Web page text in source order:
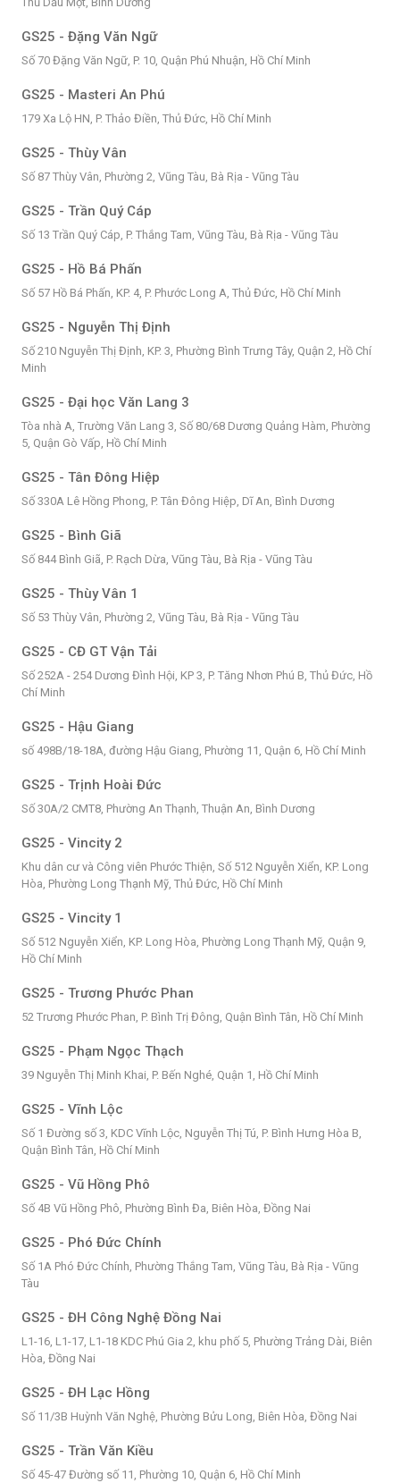
GS25 - Đặng Văn Ngữ
Số 70 Đặng Văn Ngữ, P. 10, Quận Phú Nhuận, Hồ Chí Minh
GS25 - Masteri An Phú
179 Xa Lộ HN, P. Thảo Điền, Thủ Đức, Hồ Chí Minh
GS25 - Thùy Vân
Số 87 Thùy Vân, Phường 2, Vũng Tàu, Bà Rịa - Vũng Tàu
GS25 - Trần Quý Cáp
Số 13 Trần Quý Cáp, P. Thắng Tam, Vũng Tàu, Bà Rịa - Vũng Tàu
GS25 - Hồ Bá Phấn
Số 57 Hồ Bá Phấn, KP. 4, P. Phước Long A, Thủ Đức, Hồ Chí Minh
GS25 - Nguyễn Thị Định
Số 210 Nguyễn Thị Định, KP. 3, Phường Bình Trưng Tây, Quận 2, Hồ Chí
Minh
GS25 - Đại học Văn Lang 3
Tòa nhà A, Trường Văn Lang 3, Số 80/68 Dương Quảng Hàm, Phường
5, Quận Gò Vấp, Hồ Chí Minh
GS25 - Tân Đông Hiệp
Số 330A Lê Hồng Phong, P. Tân Đông Hiệp, Dĩ An, Bình Dương
GS25 - Bình Giã
Số 844 Bình Giã, P. Rạch Dừa, Vũng Tàu, Bà Rịa - Vũng Tàu
GS25 - Thùy Vân 1
Số 53 Thùy Vân, Phường 2, Vũng Tàu, Bà Rịa - Vũng Tàu
GS25 - CĐ GT Vận Tải
Số 252A - 254 Dương Đình Hội, KP 3, P. Tăng Nhơn Phú B, Thủ Đức, Hồ
Chí Minh
GS25 - Hậu Giang
số 498B/18-18A, đường Hậu Giang, Phường 11, Quận 6, Hồ Chí Minh
GS25 - Trịnh Hoài Đức
Số 30A/2 CMT8, Phường An Thạnh, Thuận An, Bình Dương
GS25 - Vincity 2
Khu dân cư và Công viên Phước Thiện, Số 512 Nguyễn Xiển, KP. Long
Hòa, Phường Long Thạnh Mỹ, Thủ Đức, Hồ Chí Minh
GS25 - Vincity 1
Số 512 Nguyễn Xiển, KP. Long Hòa, Phường Long Thạnh Mỹ, Quận 9,
Hồ Chí Minh
GS25 - Trương Phước Phan
52 Trương Phước Phan, P. Bình Trị Đông, Quận Bình Tân, Hồ Chí Minh
GS25 - Phạm Ngọc Thạch
39 Nguyễn Thị Minh Khai, P. Bến Nghé, Quận 1, Hồ Chí Minh
GS25 - Vĩnh Lộc
Số 1 Đường số 3, KDC Vĩnh Lộc, Nguyễn Thị Tú, P. Bình Hưng Hòa B,
Quận Bình Tân, Hồ Chí Minh
GS25 - Vũ Hồng Phô
Số 4B Vũ Hồng Phô, Phường Bình Đa, Biên Hòa, Đồng Nai
GS25 - Phó Đức Chính
Số 1A Phó Đức Chính, Phường Thắng Tam, Vũng Tàu, Bà Rịa - Vũng
Tàu
GS25 - ĐH Công Nghệ Đồng Nai
L1-16, L1-17, L1-18 KDC Phú Gia 2, khu phố 5, Phường Trảng Dài, Biên
Hòa, Đồng Nai
GS25 - ĐH Lạc Hồng
Số 11/3B Huỳnh Văn Nghệ, Phường Bửu Long, Biên Hòa, Đồng Nai
GS25 - Trần Văn Kiều
Số 45-47 Đường số 11, Phường 10, Quận 6, Hồ Chí Minh